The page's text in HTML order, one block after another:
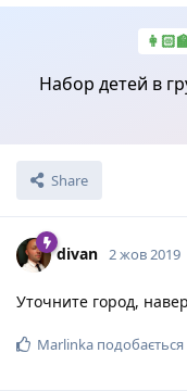
Набор детей в
Share
divan 2 жов 2019
Уточните город,
Marlinka